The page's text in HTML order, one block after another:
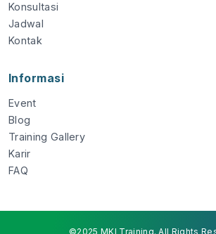
Konsultasi
Jadwal
Kontak
Informasi
Event
Blog
Training Gallery
Karir
FAQ
©2025 MKI Training. All Rights